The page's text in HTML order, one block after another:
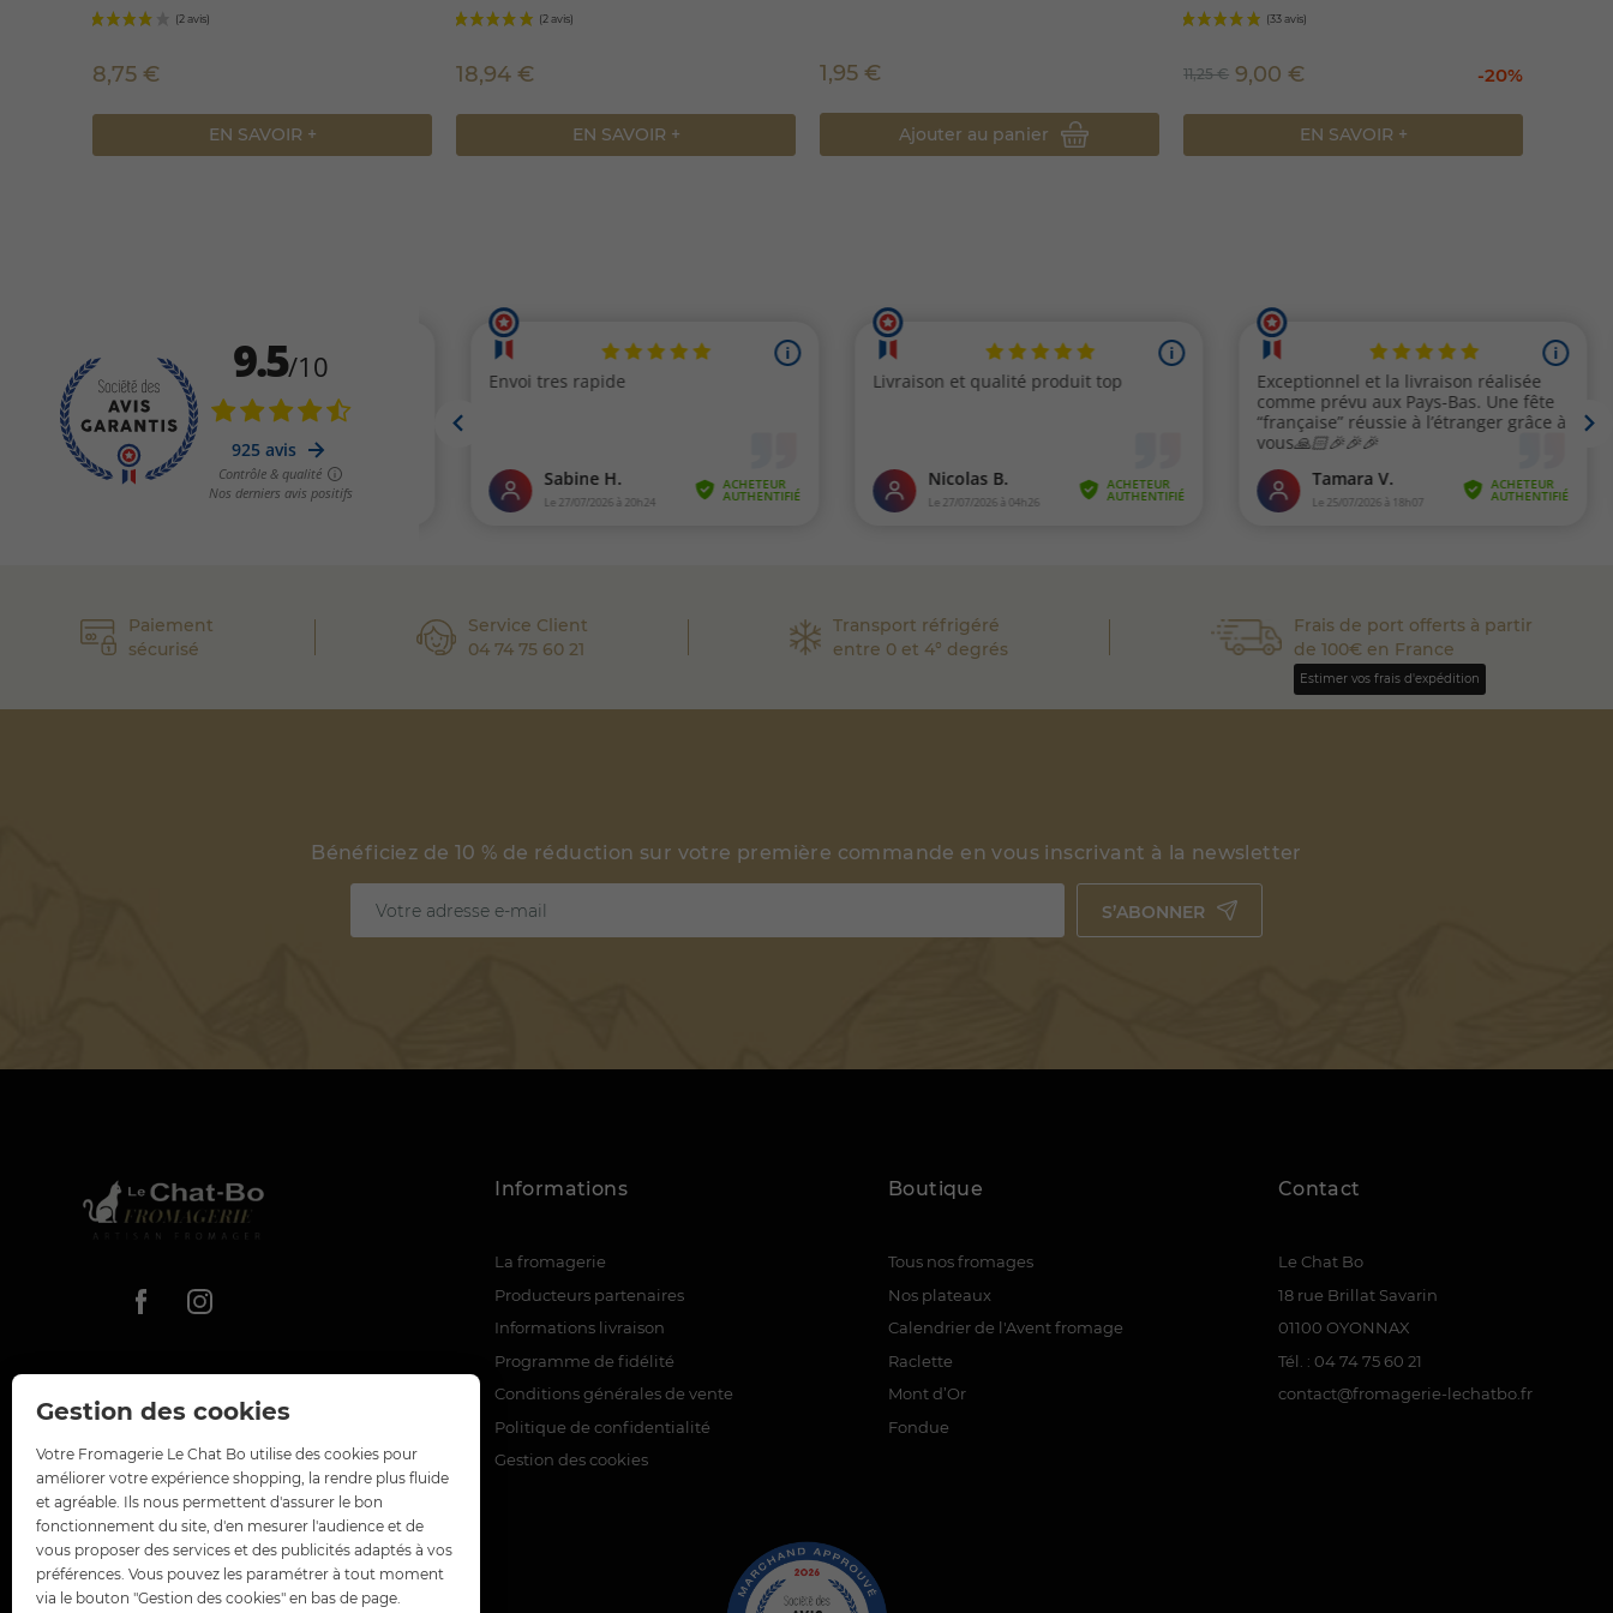
Gestion des cookies
Votre Fromagerie Le Chat Bo utilise des cookies pour
améliorer votre expérience shopping, la rendre plus fluide
et agréable. Ils nous permettent d'assurer le bon
fonctionnement du site, d'en mesurer l'audience et de
vous proposer des services et des publicités adaptés à vos
préférences. Vous pouvez les paramétrer à tout moment
via le bouton "Gestion des cookies" en bas de page.
8,75 €
EN SAVOIR +
18,94 €
EN SAVOIR +
1,95 €
Ajouter au panier
11,25 € 9,00 € -20%
EN SAVOIR +
Paiement
sécurisé
Service Client
04 74 75 60 21
Transport réfrigéré
entre 0 et 4° degrés
Frais de port offerts à partir
de 100€ en France
Estimer vos frais d'expédition
Bénéficiez de 10 % de réduction sur votre première commande en vous inscrivant à la newsletter
S’ABONNER
Informations
La fromagerie
Producteurs partenaires
Informations livraison
Programme de fidélité
Conditions générales de vente
Politique de confidentialité
Gestion des cookies
Boutique
Tous nos fromages
Nos plateaux
Calendrier de l'Avent fromage
Raclette
Mont d’Or
Fondue
Contact
Le Chat Bo
18 rue Brillat Savarin
01100 OYONNAX
Tél. : 04 74 75 60 21
contact@fromagerie-lechatbo.fr